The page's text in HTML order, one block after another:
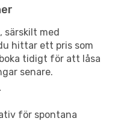
särskilt med
hittar ett pris som
tidigt för att låsa
senare.
för spontana